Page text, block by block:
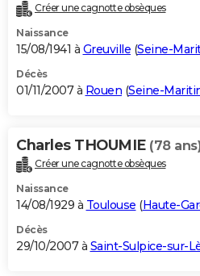
Créer une cagnotte obsèques
Naissance
15/08/1941 à Greuville (Seine-
Décès
01/11/2007 à Rouen (Seine-
Charles THOUMIE (78
Créer une cagnotte obsèques
Naissance
14/08/1929 à Toulouse (Haute-
Décès
29/10/2007 à Saint-Sulpice-sur-